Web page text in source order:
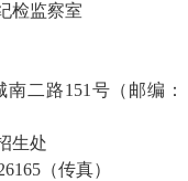
检监察室
南二路151 号（邮编：
生处
（传真）